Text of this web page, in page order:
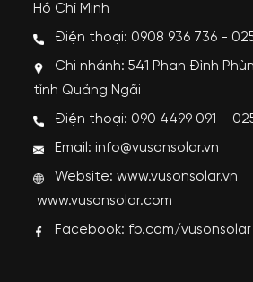
Hồ Chí Minh
Điện thoại: 0908 936 736 -
Chi nhánh: 541 Phan Đình
tỉnh Quảng Ngãi
Điện thoại: 090 4499 091 –
Email: info@vusonsolar.vn
Website:www.vusonsolar.vn
www.vusonsolar.com
Facebook: fb.com/vusonsolar